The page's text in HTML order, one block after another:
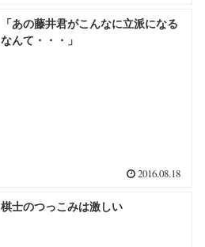
「あの藤井君がこんなに立派になる
なんて・・・」
2016.08.18
棋士のつっこみは激しい